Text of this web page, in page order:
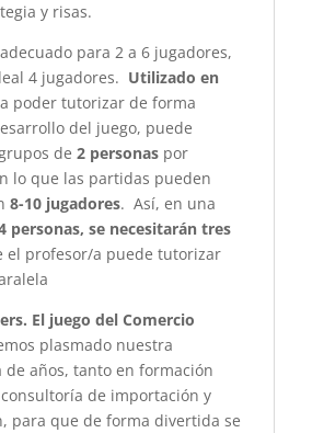
y risas.
para 2 a 6 jugadores,
4 jugadores. Utilizado en
poder tutorizar de forma
del juego, puede
de 2 personaspor
lo que las partidas pueden
8-10 jugadores. Así, en una
personas, se necesitarán tres
el profesor/a puede tutorizar
El juego del Comercio
plasmado nuestra
de años, tanto en formación
de importación y
para que de forma divertida se